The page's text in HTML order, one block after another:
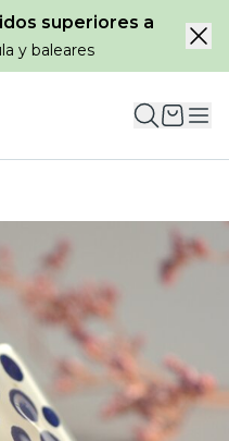
superiores a
y baleares